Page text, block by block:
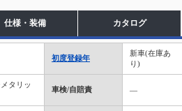
仕様・装備 カタログ
初度登録年
新車(在庫あ
り)
タリッ
車検/自賠責 ―